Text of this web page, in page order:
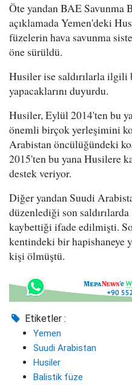
Öte yandan BAE Savunma
açıklamada Yemen'deki
füzelerin hava savunma
öne sürüldü.
Husiler ise saldırılarla ilgili
yapacaklarını duyurdu.
Husiler, Eylül 2014'ten bu
önemli birçok yerleşimini
Arabistan öncülüğündeki
2015'ten bu yana Husilere
destek veriyor.
Diğer yandan Suudi
düzenlediği son
kaybettiği ifade edilmişti.
kentindeki bir hapishaneye
kişi ölmüştü.
Etiketler :
Yemen
Suudi Arabistan
Husiler
Balistik füze